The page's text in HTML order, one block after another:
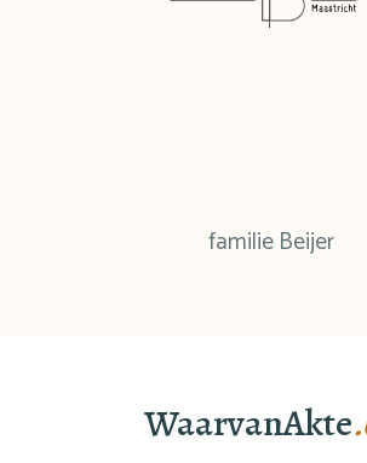
familie Beijer
WaarvanAkte